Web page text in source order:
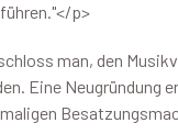
p>
man, den
Eine Neugründung